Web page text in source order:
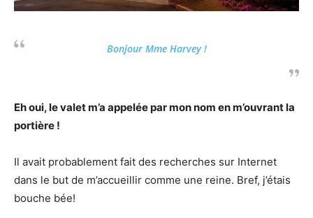
Bonjour Mme Harvey !
Eh oui, le valet m’a appelée par mon nom en m’ouvrant la
portière !
Il avait probablement fait des recherches sur Internet
dans le but de m’accueillir comme une reine. Bref, j’étais
bouche bée!